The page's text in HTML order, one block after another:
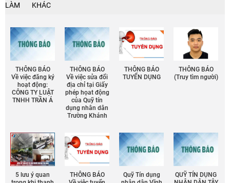
LÀM KHÁC
THÔNG BÁO
Về việc đăng ký
hoạt động:
CÔNG TY LUẬT
TNHH TRẦN Á
THÔNG BÁO
Về việc sửa đổi
địa chỉ tại Giấy
phép họat động
của Quỹ tín
dụng nhân dân
Trường Khánh
THÔNG BÁO
TUYỂN DỤNG
THÔNG BÁO
(Truy tìm người)
5 lưu ý quan
THÔNG BÁO
Quỹ Tín dụng
QUỸ TÍN DỤNG